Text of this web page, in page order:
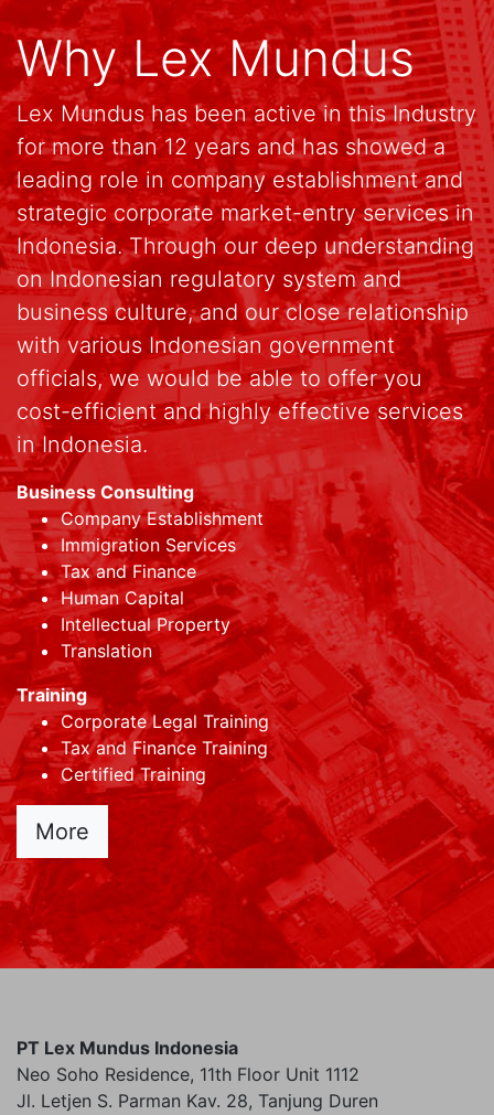
Why Lex Mundus
Lex Mundus has been active in this Industry
for more than 12 years and has showed a
leading role in company establishment and
strategic corporate market-entry services in
Indonesia. Through our deep understanding
on Indonesian regulatory system and
business culture, and our close relationship
with various Indonesian government
officials, we would be able to offer you
cost-efficient and highly effective services
in Indonesia.
Business Consulting
Company Establishment
Immigration Services
Tax and Finance
Human Capital
Intellectual Property
Translation
Training
Corporate Legal Training
Tax and Finance Training
Certified Training
More
PT Lex Mundus Indonesia
Neo Soho Residence, 11th Floor Unit 1112
Jl. Letjen S. Parman Kav. 28, Tanjung Duren